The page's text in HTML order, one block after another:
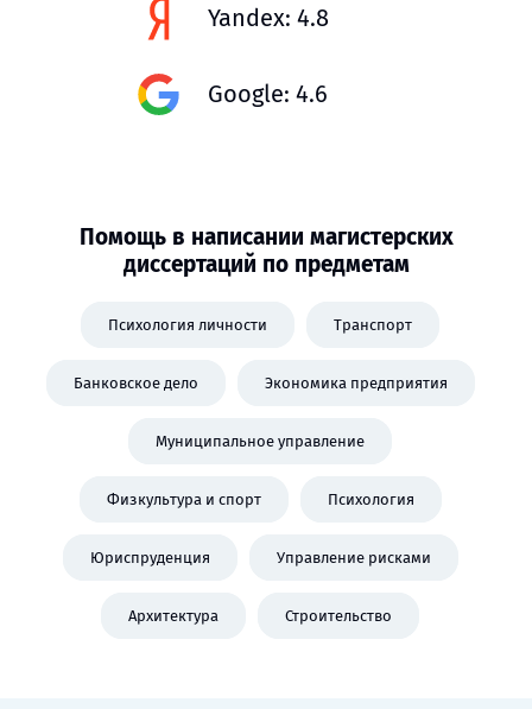
Yandex: 4.8
Google: 4.6
Помощь в написании магистерских
диссертаций по предметам
Психология личности Транспорт
Банковское дело Экономика предприятия
Муниципальное управление
Физкультура и спорт Психология
Юриспруденция Управление рисками
Архитектура Строительство